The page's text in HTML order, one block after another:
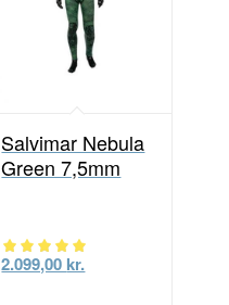
Salvimar Nebula
Green 7,5mm
Vurderet
2.099,00 kr.